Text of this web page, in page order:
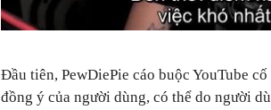
Đầu tiên, PewDiePie cáo buộc YouTube
đồng ý của người dùng, có thể do người